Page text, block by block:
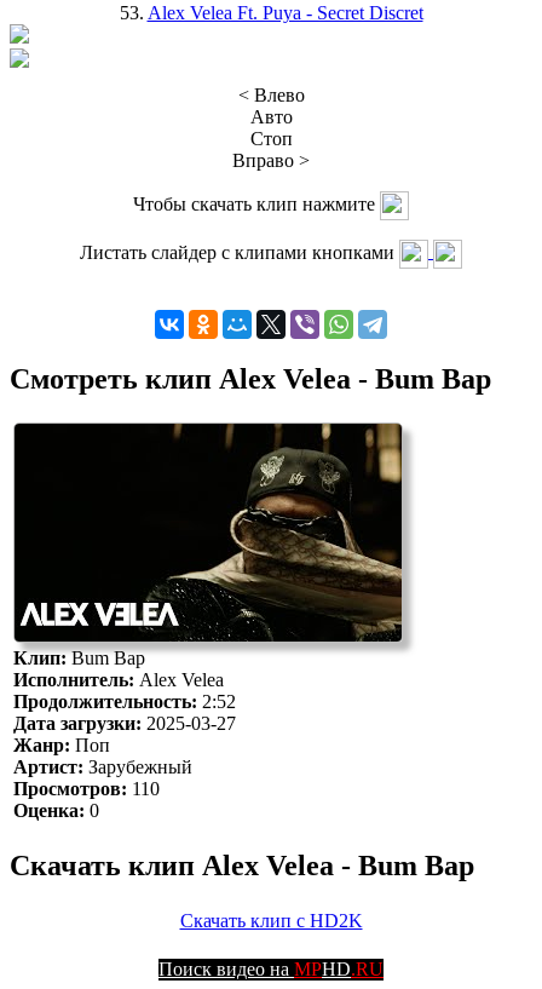
53. Alex Velea Ft. Puya - Secret Discret
< Влево
Авто
Стоп
Вправо >
Чтобы скачать клип нажмите
Листать слайдер с клипами кнопками
Смотреть клип Alex Velea - Bum Bap
Клип:Bum Bap
Исполнитель: Alex Velea
Продолжительность: 2:52
Дата загрузки: 2025-03-27
Жанр: Поп
Артист: Зарубежный
Просмотров: 110
Оценка: 0
Скачать клип Alex Velea - Bum Bap
Скачать клип с HD2K
Поиск видео на MPHD.RU